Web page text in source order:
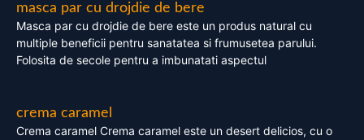
masca par cu drojdie de bere
Masca par cu drojdie de bere este un produs natural cu
multiple beneficii pentru sanatatea si frumusetea parului.
Folosita de secole pentru a imbunatati aspectul
crema caramel
Crema caramel Crema caramel este un desert delicios, cu o